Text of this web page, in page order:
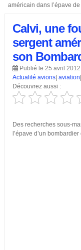
américain dans l’épave
Calvi, une
sergent
son
Publié le 25 avril 2012
Actualité avions| aviation
Découvrez aussi :
Des recherches sous-
l’épave d’un